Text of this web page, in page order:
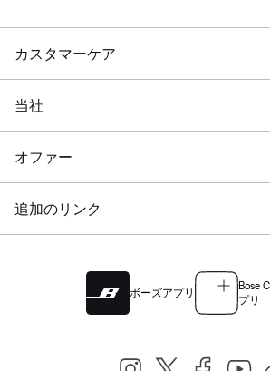
カスタマーケア
当社
オファー
追加のリンク
ボーズアプリ
Bose
プリ